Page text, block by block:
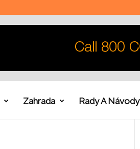
Zahrada Rady A Návody